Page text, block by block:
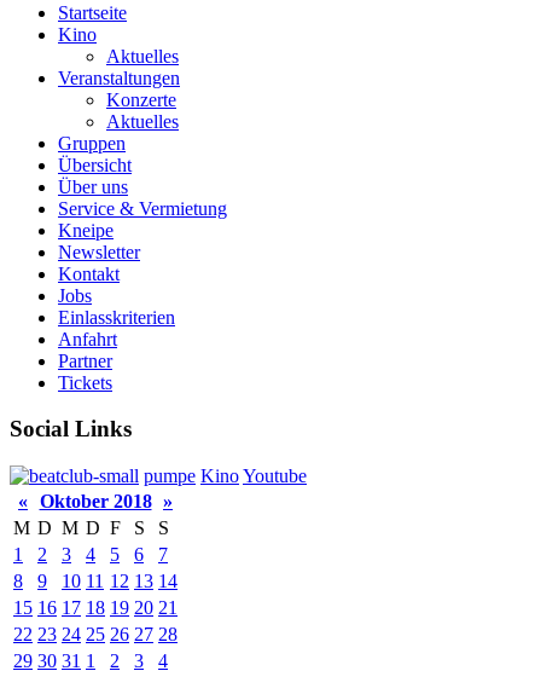
Startseite
Kino
Aktuelles
Veranstaltungen
Konzerte
Aktuelles
Gruppen
Übersicht
Über uns
Service & Vermietung
Kneipe
Newsletter
Kontakt
Jobs
Einlasskriterien
Anfahrt
Partner
Tickets
Social Links
pumpe KinoYoutube
« Oktober 2018 »
M D M D F S
S
1
2 3 4 5 6
7
8
9 10 11 12 13 14
15 16 17 18 19 20 21
22 23 24 25 26 27 28
29 30 31 1 2 3 4